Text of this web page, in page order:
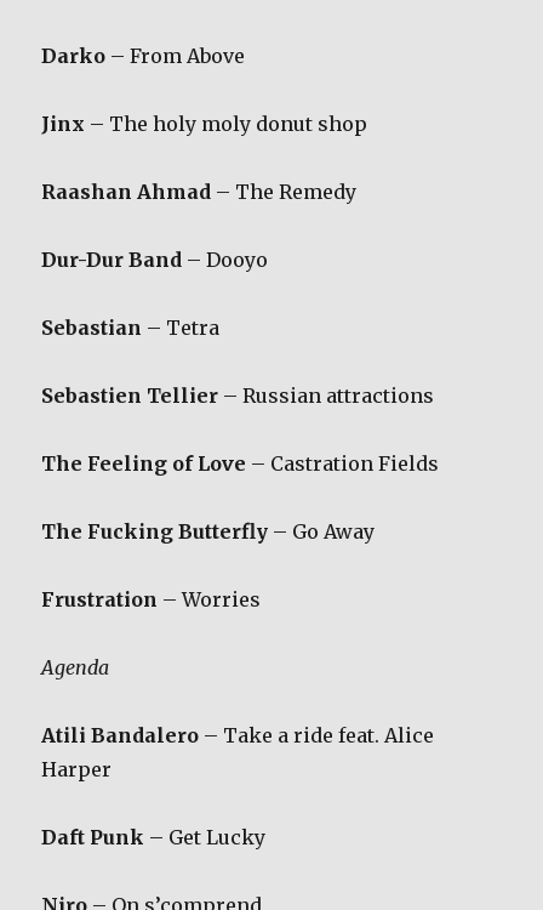
Darko – From Above
Jinx – The holy moly donut shop
Raashan Ahmad – The Remedy
Dur-Dur Band – Dooyo
Sebastian – Tetra
Sebastien Tellier – Russian attractions
The Feeling of Love – Castration Fields
The Fucking Butterfly – Go Away
Frustration – Worries
Agenda
Atili Bandalero – Take a ride feat. Alice
Harper
Daft Punk – Get Lucky